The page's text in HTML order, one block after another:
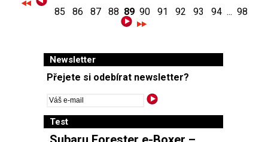
85 86 87 88 89 90 91 92 93 94 ... 98
Newsletter
Přejete si odebírat newsletter?
Test